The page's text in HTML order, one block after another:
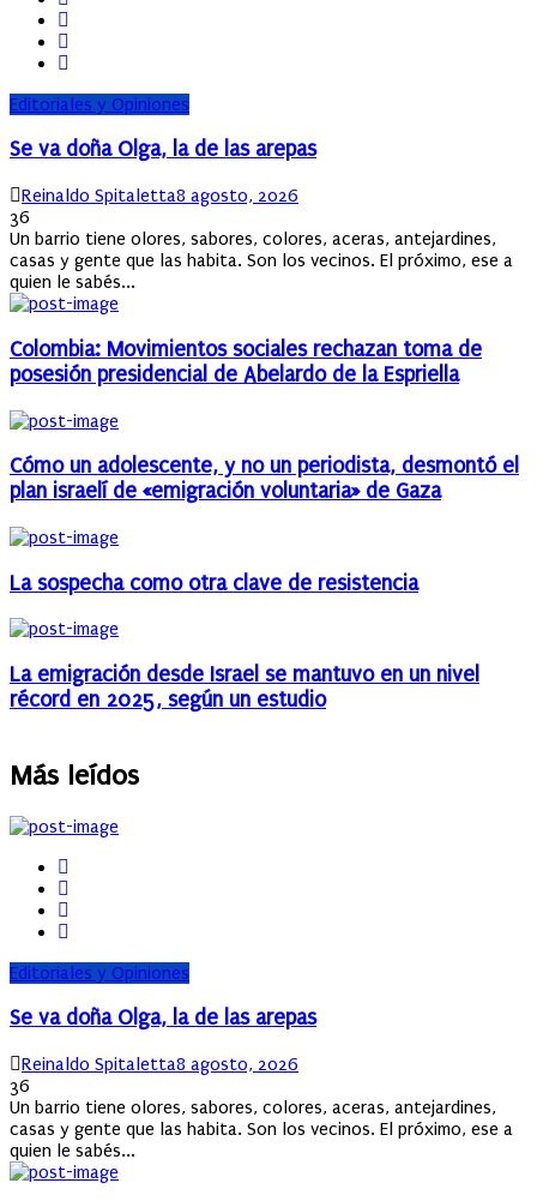
Editoriales y Opiniones
Se va doña Olga, la de las arepas
Author
Reinaldo SpitalettaPosted
8 agosto, 2026
36
Un barrio tiene olores, sabores, colores, aceras, antejardines,
casas y gente que las habita. Son los vecinos. El próximo, ese a
quien le sabés...
Colombia: Movimientos sociales rechazan toma de
posesión presidencial de Abelardo de la Espriella
Cómo un adolescente, y no un periodista, desmontó el
plan israelí de «emigración voluntaria» de Gaza
La sospecha como otra clave de resistencia
La emigración desde Israel se mantuvo en un nivel
récord en 2025, según un estudio
Más leídos
Editoriales y Opiniones
Se va doña Olga, la de las arepas
Author
Reinaldo SpitalettaPosted
8 agosto, 2026
36
Un barrio tiene olores, sabores, colores, aceras, antejardines,
casas y gente que las habita. Son los vecinos. El próximo, ese a
quien le sabés...